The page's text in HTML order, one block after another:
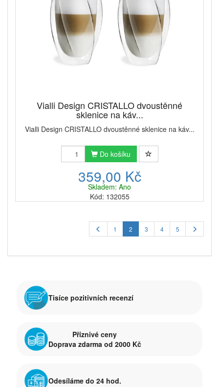
Vialli Design CRISTALLO dvoustěnné
sklenice na káv...
Vialli Design CRISTALLO dvoustěnné sklenice na káv...
Do košíku
359,00 Kč
Skladem: Ano
Kód: 132055
1 2 3 4 5
Tisíce pozitivních recenzí
Příznivé ceny
Doprava zdarma od 2000 Kč
Odesíláme do 24 hod.